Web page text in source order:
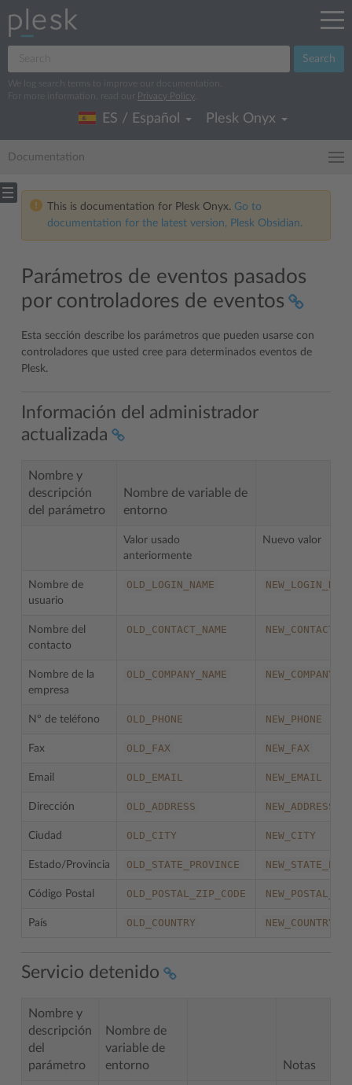
Search
We log search terms to improve our documentation.
For more information, read our
Privacy Policy
ES / Español Plesk Onyx
Documentation
This is documentation for Plesk Onyx. Go to
documentation for the latest version, Plesk Obsidian.
Parámetros de eventos pasados
por controladores de eventos
Esta sección describe los parámetros que pueden usarse con
controladores que usted cree para determinados eventos de
Plesk.
Información del administrador
actualizada
Nombre y
descripción
del parámetro
Nombre de variable de
entorno
Valor usado
anteriormente
Nuevo valor
Nombre de
usuario
OLD_LOGIN_NAME
Nombre del
contacto
OLD_CONTACT_NAME
Nombre de la
empresa
OLD_COMPANY_NAME
Nº de teléfono OLD_PHONE NEW_PHONE
Fax OLD_FAX NEW_FAX
Email OLD_EMAIL NEW_EMAIL
Dirección OLD_ADDRESS NEW_ADDRESS
Ciudad OLD_CITY NEW_CITY
Estado/Provincia OLD_STATE_PROVINCE
Código Postal OLD_POSTAL_ZIP_CODE
País OLD_COUNTRY NEW_COUNTRY
Servicio detenido
Nombre y
descripción
del
parámetro
Nombre de
variable de
entorno
Notas